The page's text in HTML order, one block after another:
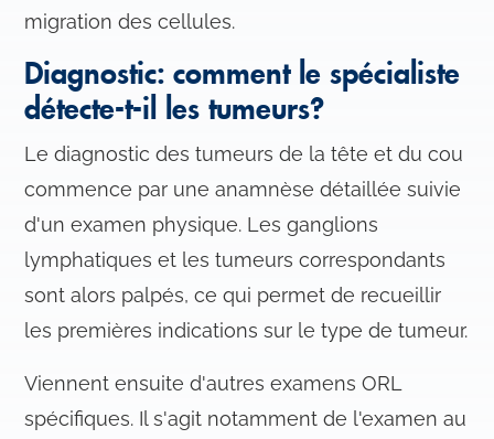
migration des cellules.
Diagnostic: comment le spécialiste
détecte-t-il les tumeurs?
Le diagnostic des tumeurs de la tête et du cou
commence par une anamnèse détaillée suivie
d'un examen physique. Les ganglions
lymphatiques et les tumeurs correspondants
sont alors palpés, ce qui permet de recueillir
les premières indications sur le type de tumeur.
Viennent ensuite d'autres examens ORL
spécifiques. Il s'agit notamment de l'examen au